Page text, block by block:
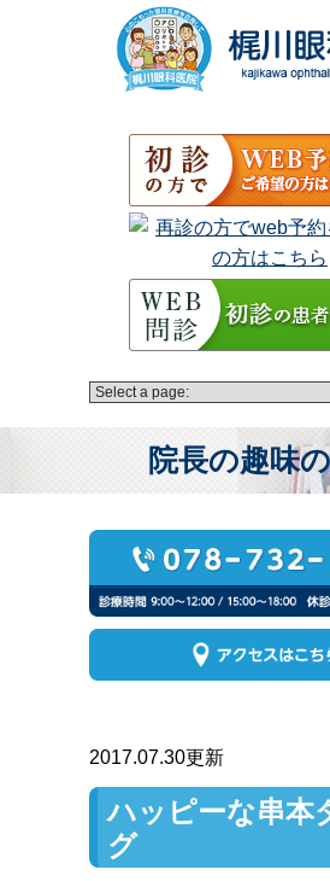
院長の趣味
2017.07.30更新
ハッピーな串本
グ